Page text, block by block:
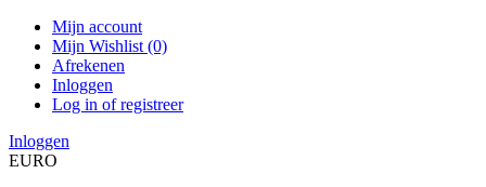
Mijn account
Mijn Wishlist (0)
Afrekenen
Inloggen
Log in of registreer
Inloggen
EURO